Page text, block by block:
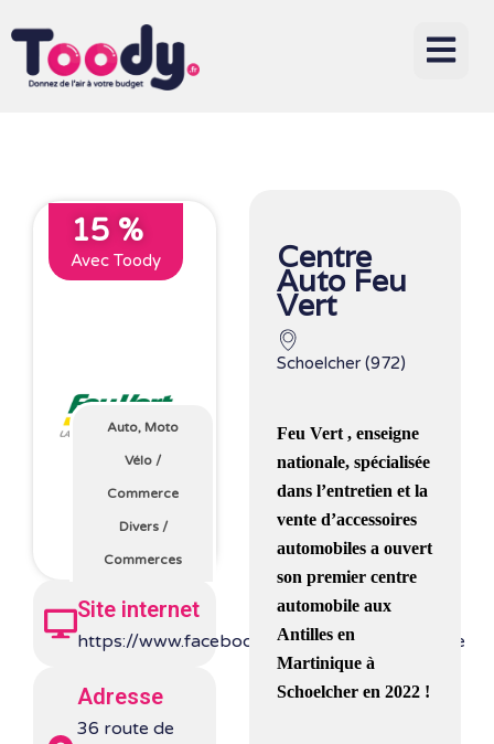
15 %
Avec Toody
Auto, Moto
Vélo /
Commerce
Divers/
Commerces
Site internet
https://www.facebook.com/FeuVertMartinique
Adresse
36 route de
Centre
Auto Feu
Vert
Schoelcher (972)
Feu Vert , enseigne
nationale, spécialisée
dans l’entretien et la
vente d’accessoires
automobiles a ouvert
son premier centre
automobile aux
Antilles en
Martinique à
Schoelcher en 2022 !